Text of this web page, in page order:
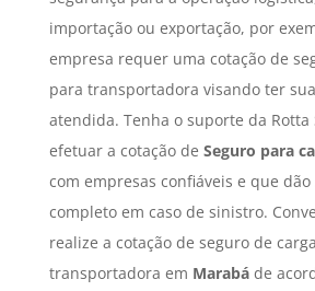
importação ou exportação, por
empresa requer uma cotação de
para transportadora visando ter
atendida. Tenha o suporte da Rotta
efetuar a cotação de Seguro para
com empresas confiáveis e que
completo em caso de sinistro.
realize a cotação de seguro de
transportadora em Marabáde